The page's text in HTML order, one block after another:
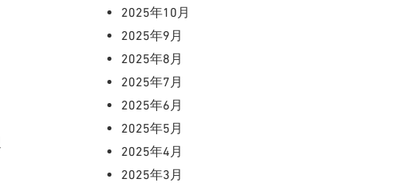
2025年10月
2025年9月
2025年8月
2025年7月
2025年6月
2025年5月
2025年4月
2025年3月